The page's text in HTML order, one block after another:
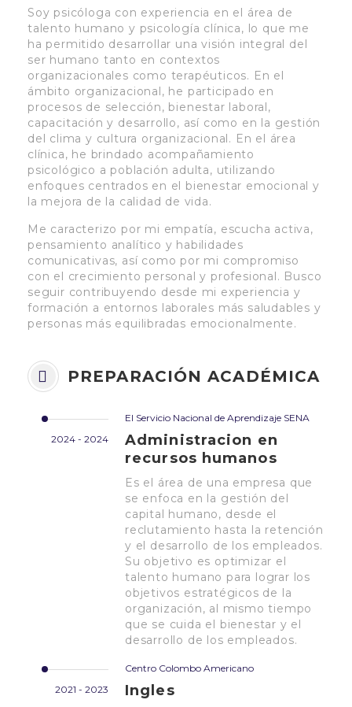
Soy psicóloga con experiencia en el área de
talento humano y psicología clínica, lo que me
ha permitido desarrollar una visión integral del
ser humano tanto en contextos
organizacionales como terapéuticos. En el
ámbito organizacional, he participado en
procesos de selección, bienestar laboral,
capacitación y desarrollo, así como en la gestión
del clima y cultura organizacional. En el área
clínica, he brindado acompañamiento
psicológico a población adulta, utilizando
enfoques centrados en el bienestar emocional y
la mejora de la calidad de vida.
Me caracterizo por mi empatía, escucha activa,
pensamiento analítico y habilidades
comunicativas, así como por mi compromiso
con el crecimiento personal y profesional. Busco
seguir contribuyendo desde mi experiencia y
formación a entornos laborales más saludables y
personas más equilibradas emocionalmente.
PREPARACIÓN ACADÉMICA
2024 - 2024
El Servicio Nacional de Aprendizaje SENA
Administracion en
recursos humanos
Es el área de una empresa que
se enfoca en la gestión del
capital humano, desde el
reclutamiento hasta la retención
y el desarrollo de los empleados.
Su objetivo es optimizar el
talento humano para lograr los
objetivos estratégicos de la
organización, al mismo tiempo
que se cuida el bienestar y el
desarrollo de los empleados.
2021 - 2023
Centro Colombo Americano
Ingles